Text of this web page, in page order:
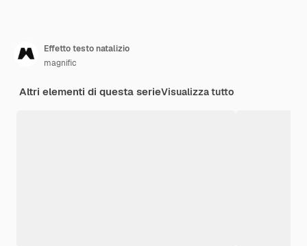
Effetto testo natalizio
magnific
Altri elementi di questa serieVisualizza tutto